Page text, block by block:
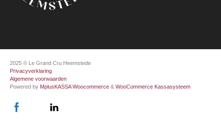
2025 © Le Grand Cru Heemstede
Privacyverklaring
Algemene voorwaarden
Powered by MplusKASSA Woocommerce & WooCommerce Kassasysteem